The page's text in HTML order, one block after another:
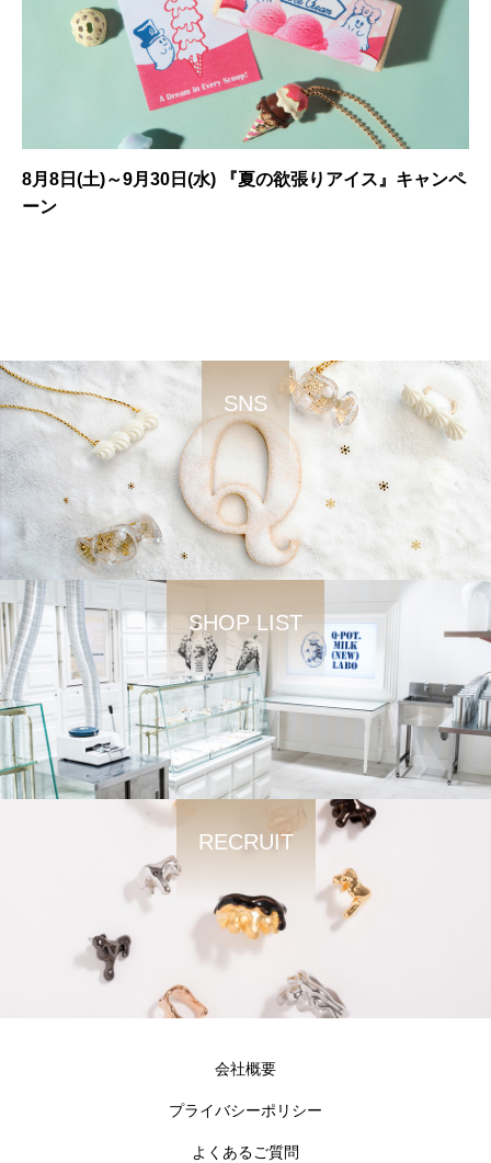
8月8日(土)～9月30日(水) 『夏の欲張りアイス』キャンペ
ーン
SNS
SHOP LIST
RECRUIT
会社概要
プライバシーポリシー
よくあるご質問